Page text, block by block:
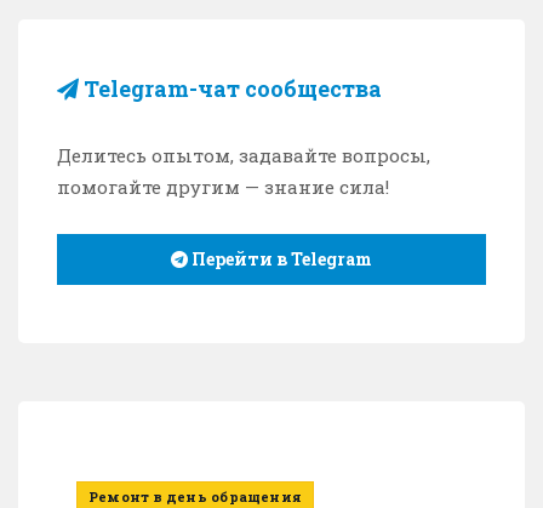
Telegram-чат сообщества
Делитесь опытом, задавайте вопросы,
помогайте другим — знание сила!
Перейти в Telegram
Ремонт в день обращения